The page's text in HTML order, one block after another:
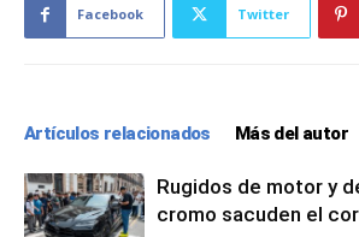
Facebook Twitter
Artículos relacionados Más del autor
Rugidos de motor y
cromo sacuden el